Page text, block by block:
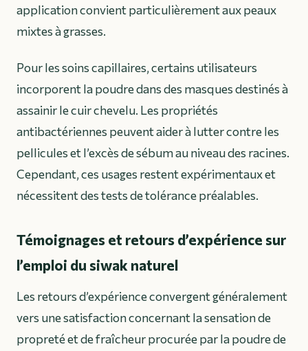
application convient particulièrement aux peaux
mixtes à grasses.
Pour les soins capillaires, certains utilisateurs
incorporent la poudre dans des masques destinés à
assainir le cuir chevelu. Les propriétés
antibactériennes peuvent aider à lutter contre les
pellicules et l’excès de sébum au niveau des racines.
Cependant, ces usages restent expérimentaux et
nécessitent des tests de tolérance préalables.
Témoignages et retours d’expérience sur
l’emploi du siwak naturel
Les retours d’expérience convergent généralement
vers une satisfaction concernant la sensation de
propreté et de fraîcheur procurée par la poudre de